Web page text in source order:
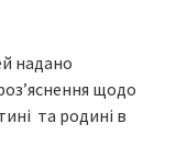
надано
щодо
та родині в